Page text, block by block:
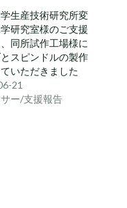
生産技術研究所変
研究室様のご支援
同所試作工場様に
スピンドルの製作
いただきました
21
ー/支援報告